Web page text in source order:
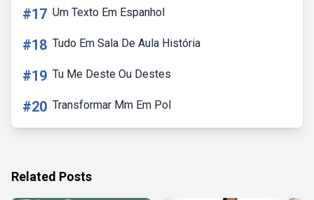
#17 Um Texto Em Espanhol
#18 Tudo Em Sala De Aula História
#19 Tu Me Deste Ou Destes
#20 Transformar Mm Em Pol
Related Posts